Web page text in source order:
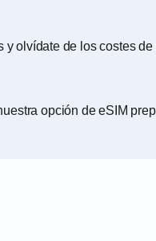
olvídate de los costes
opción de eSIM